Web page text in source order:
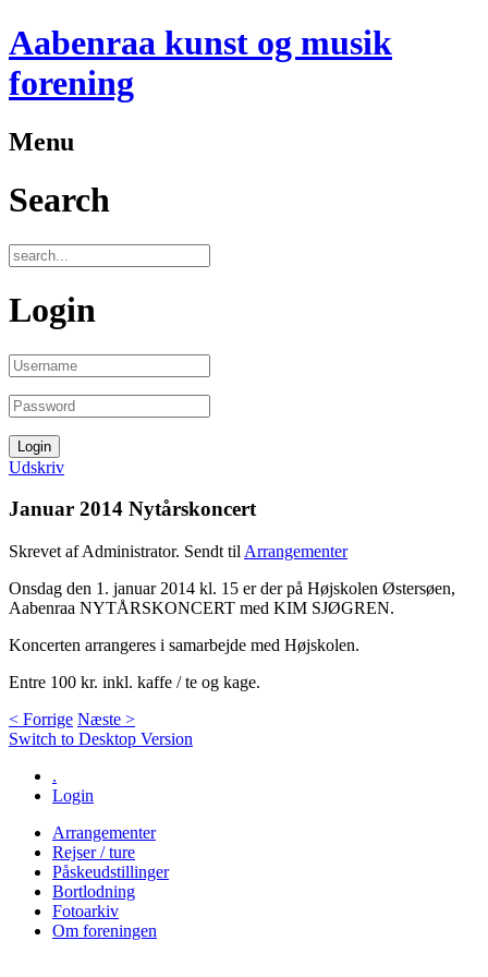
Aabenraa kunst og musik
forening
Menu
Search
Login
Udskriv
Januar 2014 Nytårskoncert
Skrevet af Administrator. Sendt til Arrangementer
Onsdag den 1. januar 2014 kl. 15 er der på Højskolen Østersøen,
Aabenraa NYTÅRSKONCERT med KIM SJØGREN.
Koncerten arrangeres i samarbejde med Højskolen.
Entre 100 kr. inkl. kaffe / te og kage.
< Forrige Næste >
Switch to Desktop Version
.
Login
Arrangementer
Rejser / ture
Påskeudstillinger
Bortlodning
Fotoarkiv
Om foreningen